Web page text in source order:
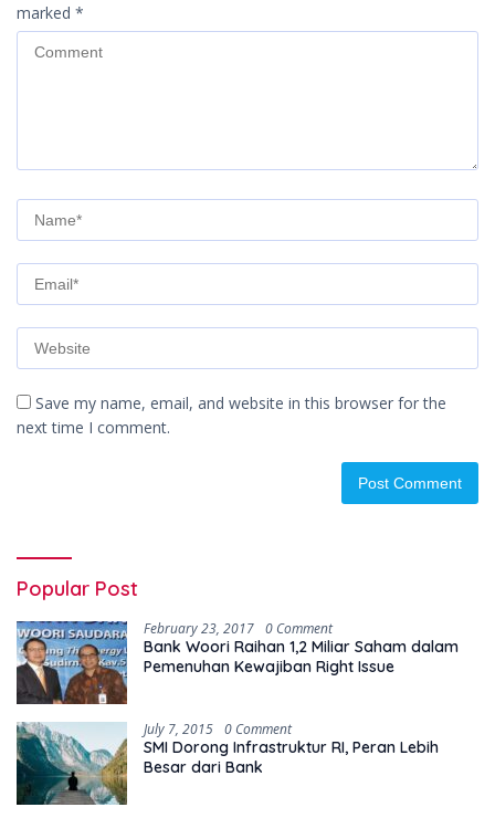
marked *
Save my name, email, and website in this browser for the
next time I comment.
Popular Post
February 23, 2017 0 Comment
Bank Woori Raihan 1,2 Miliar Saham dalam
Pemenuhan Kewajiban Right Issue
July 7, 2015 0 Comment
SMI Dorong Infrastruktur RI, Peran Lebih
Besar dari Bank